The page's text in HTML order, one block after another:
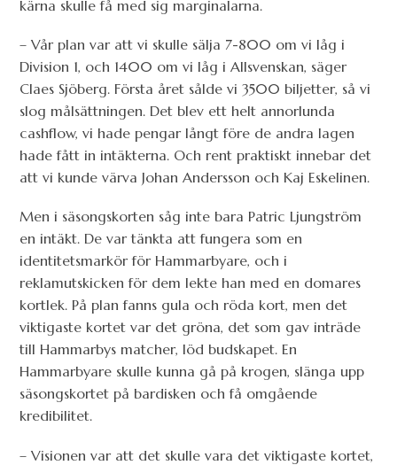
kärna skulle få med sig marginalarna.
– Vår plan var att vi skulle sälja 7-800 om vi låg i
Division 1, och 1400 om vi låg i Allsvenskan, säger
Claes Sjöberg. Första året sålde vi 3500 biljetter, så vi
slog målsättningen. Det blev ett helt annorlunda
cashflow, vi hade pengar långt före de andra lagen
hade fått in intäkterna. Och rent praktiskt innebar det
att vi kunde värva Johan Andersson och Kaj Eskelinen.
Men i säsongskorten såg inte bara Patric Ljungström
en intäkt. De var tänkta att fungera som en
identitetsmarkör för Hammarbyare, och i
reklamutskicken för dem lekte han med en domares
kortlek. På plan fanns gula och röda kort, men det
viktigaste kortet var det gröna, det som gav inträde
till Hammarbys matcher, löd budskapet. En
Hammarbyare skulle kunna gå på krogen, slänga upp
säsongskortet på bardisken och få omgående
kredibilitet.
– Visionen var att det skulle vara det viktigaste kortet,